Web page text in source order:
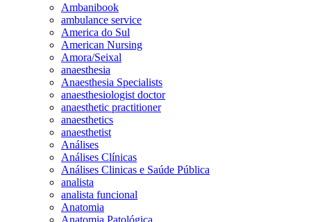
Ambanibook
ambulance service
America do Sul
American Nursing
Amora/Seixal
anaesthesia
Anaesthesia Specialists
anaesthesiologist doctor
anaesthetic practitioner
anaesthetics
anaesthetist
Análises
Análises Clínicas
Análises Clinicas e Saúde Pública
analista
analista funcional
Anatomia
Anatomia Patológica